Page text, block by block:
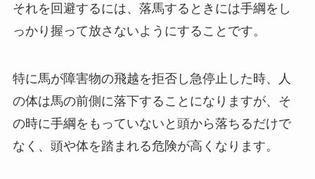
それを回避するには、落馬するときには手綱をし
っかり握って放さないようにすることです。
特に馬が障害物の飛越を拒否し急停止した時、人
の体は馬の前側に落下することになりますが、そ
の時に手綱をもっていないと頭から落ちるだけで
なく、頭や体を踏まれる危険が高くなります。